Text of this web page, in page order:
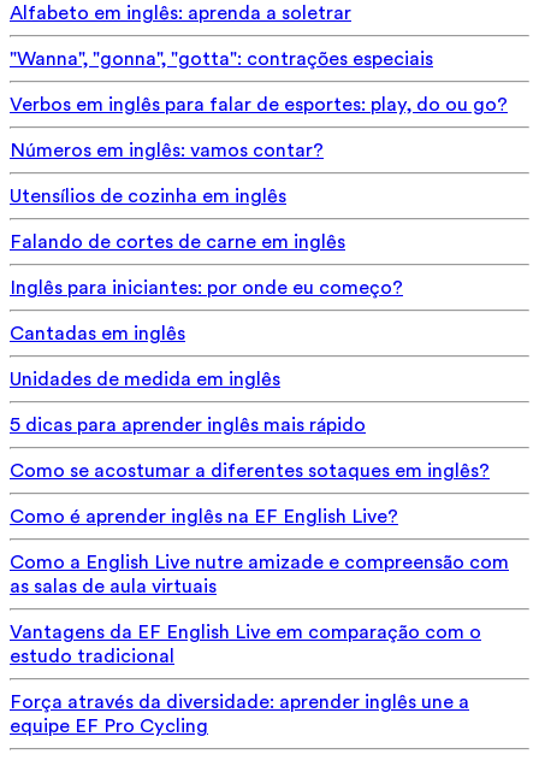
Alfabeto em inglês: aprenda a soletrar
"Wanna", "gonna", "gotta": contrações especiais
Verbos em inglês para falar de esportes: play, do ou go?
Números em inglês: vamos contar?
Utensílios de cozinha em inglês
Falando de cortes de carne em inglês
Inglês para iniciantes: por onde eu começo?
Cantadas em inglês
Unidades de medida em inglês
5 dicas para aprender inglês mais rápido
Como se acostumar a diferentes sotaques em inglês?
Como é aprender inglês na EF English Live?
Como a English Live nutre amizade e compreensão com
as salas de aula virtuais
Vantagens da EF English Live em comparação com o
estudo tradicional
Força através da diversidade: aprender inglês une a
equipe EF Pro Cycling